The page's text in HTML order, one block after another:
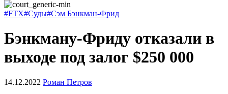
#FTX#Суды#Сэм Бэнкман-Фрид
Бэнкману-Фриду отказали в
выходе под залог $250 000
14.12.2022 Роман Петров